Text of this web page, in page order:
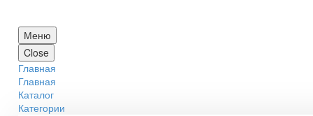
Меню
Close
Главная
Главная
Каталог
Категории